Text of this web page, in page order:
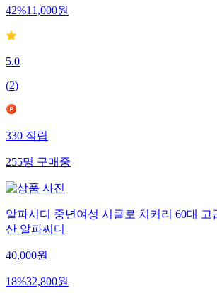
42%11,000원
5.0
(2)
330적립
255명구매중
알파시디 중년여성 시클로 치커리 60대 고
산 알파씨디
40,000원
18%32,800원